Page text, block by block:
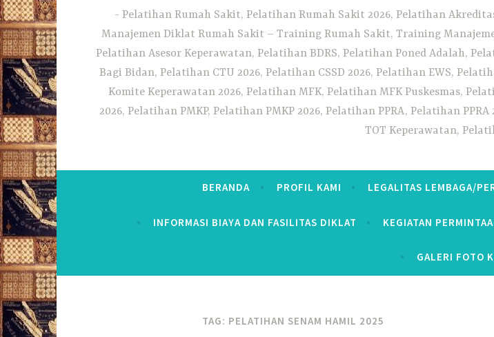
Pelatihan Rumah Sakit, Pelatihan Rumah Sakit 2026, Pelatihan
Manajemen Diklat Rumah Sakit – Training Rumah Sakit, Training
Pelatihan Asesor Keperawatan, Pelatihan BDRS, Pelatihan Poned Adalah,
Bagi Bidan, Pelatihan CTU 2026, Pelatihan CSSD 2026, Pelatihan EWS,
Komite Keperawatan 2026, Pelatihan MFK, Pelatihan MFK Puskesmas,
2026, Pelatihan PMKP, Pelatihan PMKP 2026, Pelatihan PPRA, Pelatihan
TOT Keperawatan,
BERANDA PROFIL KAMI LEGALITAS LEMBAGA/
INFORMASI BIAYA DAN FASILITAS DIKLAT KEGIATAN
GALERI FOTO
TAG: PELATIHAN SENAM HAMIL 2025